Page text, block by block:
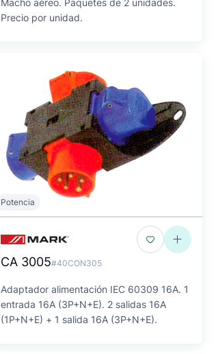
Macho aéreo. Paquetes de 2 unidades.
Precio por unidad.
Potencia
CA 3005#40CON305
Adaptador alimentación IEC 60309 16A. 1
entrada 16A (3P+N+E). 2 salidas 16A
(1P+N+E) + 1 salida 16A (3P+N+E).